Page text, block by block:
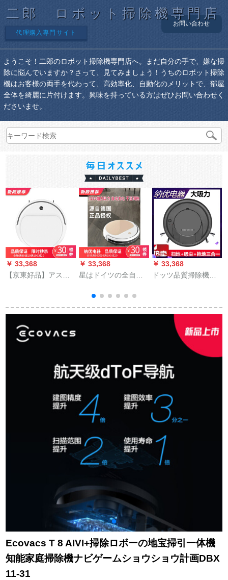
二郎 ロボット掃除機専門店
代理購入専門サイト
お問い合わせ
ようこそ！二郎のロボット掃除機専門店へ。まだ自分の手で、嫌な掃
除に悩んでいますか？さって、見てみましょう！うちのロボット掃除
機はお客様の両手を代わって、高効率化、自動化のメリットで、部屋
全体を綺麗に片付けます。興味を持っている方はぜひお問い合わせく
ださいませ。
￥ 33,368
【京東好品】アスタ
白を掃除します。
￥ 33,368
星はドイツの全自動
た。
￥ 33,368
ドッツ品質掃除機
電器＋雑巾*2
Ecovacs T 8 AIVI+掃除ロボーの地宝掃引一体機
知能家庭掃除機ナビゲームショウショウ計画DBX
11-31